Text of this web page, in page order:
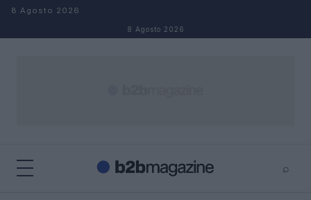
Salta al contenuto
8 Agosto 2026
8 Agosto 2026
⌕